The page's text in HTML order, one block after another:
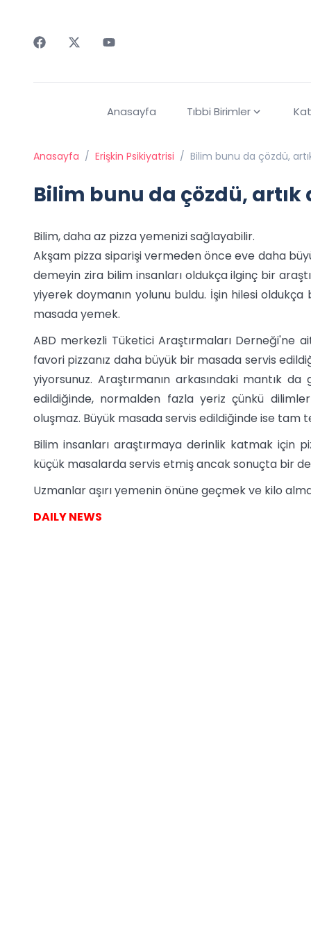
Anasayfa Tıbbi Birimler
Anasayfa / Erişkin Psikiyatrisi / Bilim bunu da çözdü,
Bilim bunu da çözdü, artık
Bilim, daha az pizza yemenizi sağlayabilir.
Akşam pizza siparişi vermeden önce eve daha
demeyin zira bilim insanları oldukça ilginç bir
yiyerek doymanın yolunu buldu. İşin hilesi
masada yemek.
ABD merkezli Tüketici Araştırmaları Derneği'ne
favori pizzanız daha büyük bir masada servis
yiyorsunuz. Araştırmanın arkasındaki mantık
edildiğinde, normalden fazla yeriz çünkü
oluşmaz. Büyük masada servis edildiğinde ise tam
Bilim insanları araştırmaya derinlik katmak için
küçük masalarda servis etmiş ancak sonuçta bir
Uzmanlar aşırı yemenin önüne geçmek ve kilo
DAILY NEWS